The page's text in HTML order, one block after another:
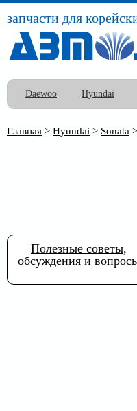
запчасти для
Daewoo Hyundai
Главная > Hyundai > Sonata >
Полезные советы,
обсуждения и